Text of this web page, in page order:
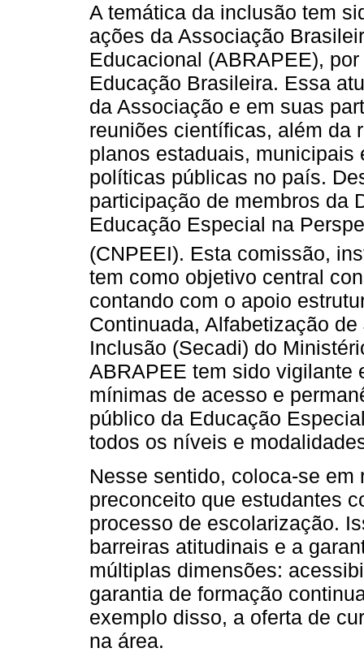
A temática da inclusão tem
ações da Associação
Educacional (ABRAPEE),
Educação Brasileira. Essa
da Associação e em suas
reuniões científicas, além da
planos estaduais,
políticas públicas no país.
participação de membros da
Educação Especial na
(CNPEEI). Esta comissão,
tem como objetivo central
contando com o apoio
Continuada, Alfabetização
Inclusão (Secadi) do
ABRAPEE tem sido vigilante
mínimas de acesso e
público da Educação
todos os níveis e
Nesse sentido, coloca-se
preconceito que estudantes
processo de escolarização.
barreiras atitudinais e a
múltiplas dimensões:
garantia de formação
exemplo disso, a oferta de
na área.